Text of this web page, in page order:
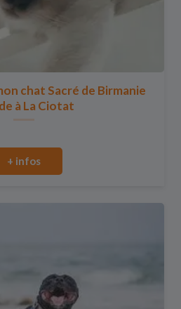
chat Sacré de Birmanie
à La Ciotat
+ infos